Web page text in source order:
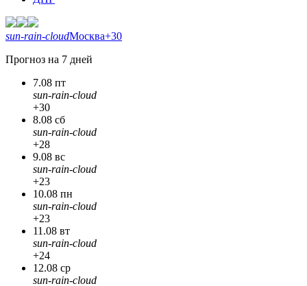
sun-rain-cloudМосква+30
Прогноз на 7 дней
7.08 пт
sun-rain-cloud
+30
8.08 сб
sun-rain-cloud
+28
9.08 вс
sun-rain-cloud
+23
10.08 пн
sun-rain-cloud
+23
11.08 вт
sun-rain-cloud
+24
12.08 ср
sun-rain-cloud